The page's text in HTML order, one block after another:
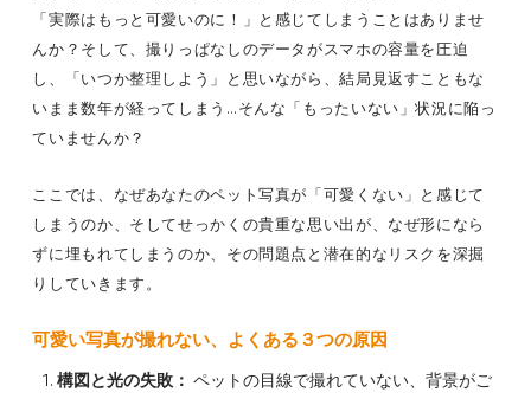
「実際はもっと可愛いのに！」と感じてしまうことはありませ
んか？そして、撮りっぱなしのデータがスマホの容量を圧迫
し、「いつか整理しよう」と思いながら、結局見返すこともな
いまま数年が経ってしまう…そんな「もったいない」状況に陥っ
ていませんか？
ここでは、なぜあなたのペット写真が「可愛くない」と感じて
しまうのか、そしてせっかくの貴重な思い出が、なぜ形になら
ずに埋もれてしまうのか、その問題点と潜在的なリスクを深掘
りしていきます。
可愛い写真が撮れない、よくある３つの原因
構図と光の失敗： ペットの目線で撮れていない、背景がご